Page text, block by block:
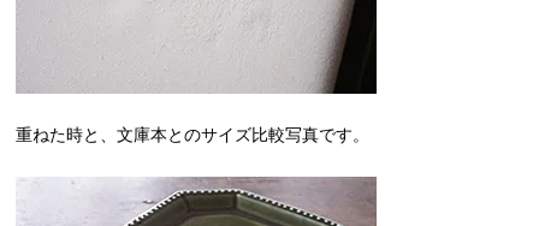
重ねた時と、文庫本とのサイズ比較写真です。